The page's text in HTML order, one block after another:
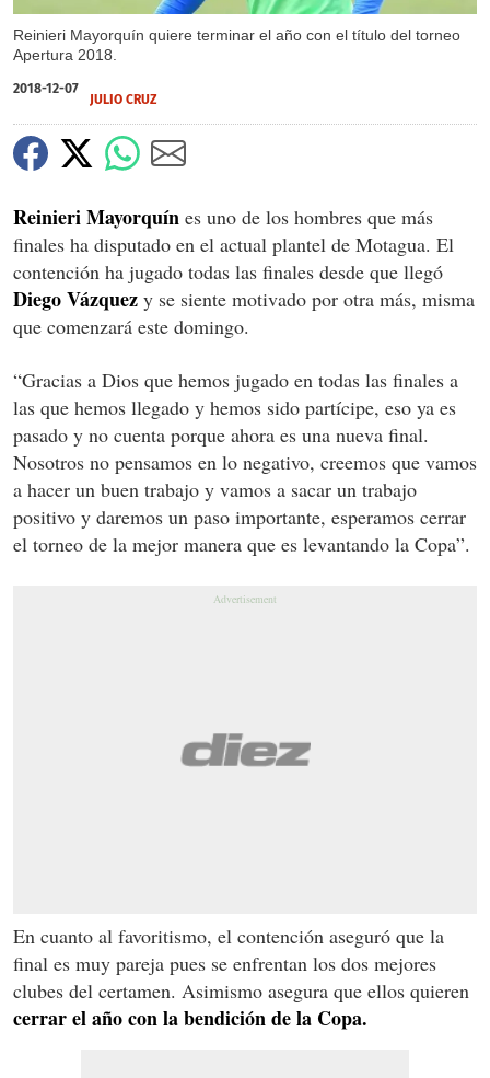
Reinieri Mayorquín quiere terminar el año con el título del torneo
Apertura 2018.
2018-12-07
JULIO CRUZ
Reinieri Mayorquín es uno de los hombres que más
finales ha disputado en el actual plantel de Motagua. El
contención ha jugado todas las finales desde que llegó
Diego Vázquez y se siente motivado por otra más, misma
que comenzará este domingo.
“Gracias a Dios que hemos jugado en todas las finales a
las que hemos llegado y hemos sido partícipe, eso ya es
pasado y no cuenta porque ahora es una nueva final.
Nosotros no pensamos en lo negativo, creemos que vamos
a hacer un buen trabajo y vamos a sacar un trabajo
positivo y daremos un paso importante, esperamos cerrar
el torneo de la mejor manera que es levantando la Copa”.
En cuanto al favoritismo, el contención aseguró que la
final es muy pareja pues se enfrentan los dos mejores
clubes del certamen. Asimismo asegura que ellos quieren
cerrar el año con la bendición de la Copa.